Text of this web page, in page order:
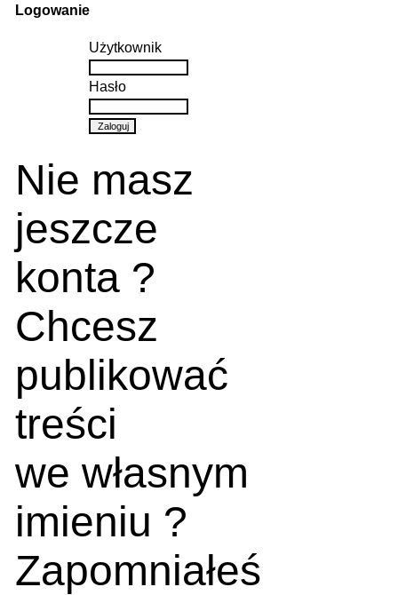
Logowanie
Użytkownik
Hasło
Nie masz
jeszcze
konta ?
Chcesz
publikować
treści
we własnym
imieniu ?
Zapomniałeś